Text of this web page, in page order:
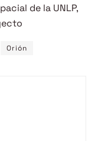
de la UNLP,
Orión